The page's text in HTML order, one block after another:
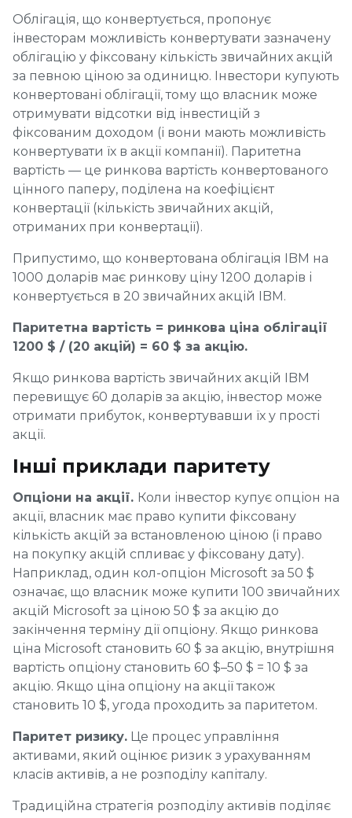
Облігація, що конвертується, пропонує
інвесторам можливість конвертувати зазначену
облігацію у фіксовану кількість звичайних акцій
за певною ціною за одиницю. Інвестори купують
конвертовані облігації, тому що власник може
отримувати відсотки від інвестицій з
фіксованим доходом (і вони мають можливість
конвертувати їх в акції компанії). Паритетна
вартість — це ринкова вартість конвертованого
цінного паперу, поділена на коефіцієнт
конвертації (кількість звичайних акцій,
отриманих при конвертації).
Припустимо, що конвертована облігація IBM на
1000 доларів має ринкову ціну 1200 доларів і
конвертується в 20 звичайних акцій IBM.
Паритетна вартість = ринкова ціна облігації
1200 $ / (20 акцій) = 60 $ за акцію.
Якщо ринкова вартість звичайних акцій IBM
перевищує 60 доларів за акцію, інвестор може
отримати прибуток, конвертувавши їх у прості
акції.
Інші приклади паритету
Опціони на акції. Коли інвестор купує опціон на
акції, власник має право купити фіксовану
кількість акцій за встановленою ціною (і право
на покупку акцій спливає у фіксовану дату).
Наприклад, один кол-опціон Microsoft за 50 $
означає, що власник може купити 100 звичайних
акцій Microsoft за ціною 50 $ за акцію до
закінчення терміну дії опціону. Якщо ринкова
ціна Microsoft становить 60 $ за акцію, внутрішня
вартість опціону становить 60 $–50 $ = 10 $ за
акцію. Якщо ціна опціону на акції також
становить 10 $, угода проходить за паритетом.
Паритет ризику. Це процес управління
активами, який оцінює ризик з урахуванням
класів активів, а не розподілу капіталу.
Традиційна стратегія розподілу активів поділяє